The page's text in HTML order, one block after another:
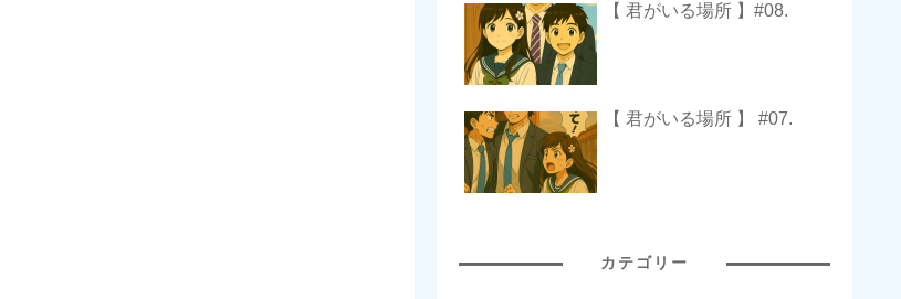
【 君がいる場所 】#08.
【 君がいる場所 】 #07.
カテゴリー